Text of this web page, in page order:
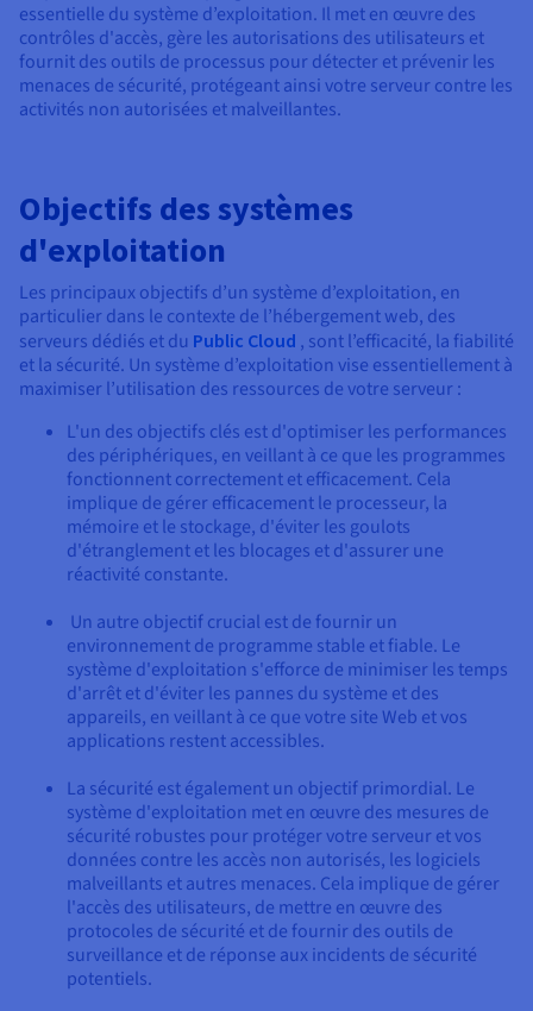
essentielle du système d’exploitation. Il met en œuvre des
contrôles d'accès, gère les autorisations des utilisateurs et
fournit des outils de processus pour détecter et prévenir les
menaces de sécurité, protégeant ainsi votre serveur contre les
activités non autorisées et malveillantes.
Objectifs des systèmes
d'exploitation
Les principaux objectifs d’un système d’exploitation, en
particulier dans le contexte de l’hébergement web, des
serveurs dédiés et du Public Cloud , sont l’efficacité, la fiabilité
et la sécurité. Un système d’exploitation vise essentiellement à
maximiser l’utilisation des ressources de votre serveur :
L'un des objectifs clés est d'optimiser les performances
des périphériques, en veillant à ce que les programmes
fonctionnent correctement et efficacement. Cela
implique de gérer efficacement le processeur, la
mémoire et le stockage, d'éviter les goulots
d'étranglement et les blocages et d'assurer une
réactivité constante.
Un autre objectif crucial est de fournir un
environnement de programme stable et fiable. Le
système d'exploitation s'efforce de minimiser les temps
d'arrêt et d'éviter les pannes du système et des
appareils, en veillant à ce que votre site Web et vos
applications restent accessibles.
La sécurité est également un objectif primordial. Le
système d'exploitation met en œuvre des mesures de
sécurité robustes pour protéger votre serveur et vos
données contre les accès non autorisés, les logiciels
malveillants et autres menaces. Cela implique de gérer
l'accès des utilisateurs, de mettre en œuvre des
protocoles de sécurité et de fournir des outils de
surveillance et de réponse aux incidents de sécurité
potentiels.